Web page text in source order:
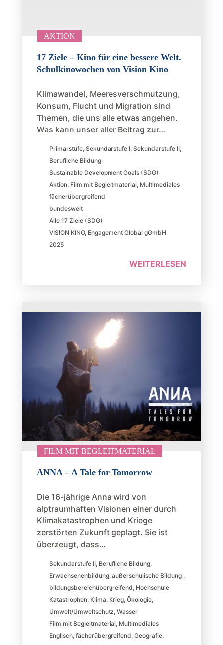
AKTION
17 Ziele – Kino für eine bessere Welt.
Schulkinowochen von Vision Kino
Klimawandel, Meeresverschmutzung,
Konsum, Flucht und Migration sind
Themen, die uns alle etwas angehen.
Was kann unser aller Beitrag zur…
Primarstufe, Sekundarstufe I, Sekundarstufe II,
Berufliche Bildung
Sustainable Development Goals (SDG)
Aktion, Film mit Begleitmaterial, Multimediales
fächerübergreifend
bundesweit
Alle 17 Ziele (SDG)
VISION KINO, Engagement Global gGmbH
2025
WEITERLESEN
FILM MIT BEGLEITMATERIAL
ANNA – A Tale for Tomorrow
Die 16-jährige Anna wird von
alptraumhaften Visionen einer durch
Klimakatastrophen und Kriege
zerstörten Zukunft geplagt. Sie ist
überzeugt, dass…
Sekundarstufe II, Berufliche Bildung,
Erwachsenenbildung, außerschulische Bildung ,
bildungsbereichübergreifend, Hochschule
Katastrophen, Klima, Krieg, Ökologie,
Umwelt/Umweltschutz, Wasser
Film mit Begleitmaterial, Multimediales
Englisch, fächerübergreifend, Geografie,